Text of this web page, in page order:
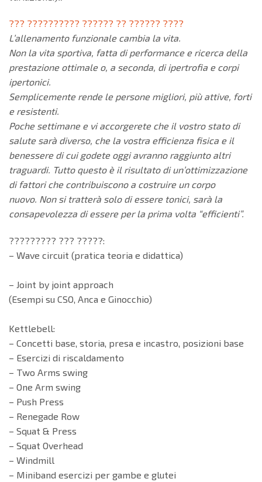
??? ?????????? ?????? ?? ?????? ????
L’allenamento funzionale cambia la vita.
Non la vita sportiva, fatta di performance e ricerca della
prestazione ottimale o, a seconda, di ipertrofia e corpi
ipertonici.
Semplicemente rende le persone migliori, più attive, forti
e resistenti.
Poche settimane e vi accorgerete che il vostro stato di
salute sarà diverso, che la vostra efficienza fisica e il
benessere di cui godete oggi avranno raggiunto altri
traguardi. Tutto questo è il risultato di un’ottimizzazione
di fattori che contribuiscono a costruire un corpo
nuovo. Non si tratterà solo di essere tonici, sarà la
consapevolezza di essere per la prima volta “efficienti”.
????????? ??? ?????:
– Wave circuit (pratica teoria e didattica)
– Joint by joint approach
(Esempi su CSO, Anca e Ginocchio)
Kettlebell:
– Concetti base, storia, presa e incastro, posizioni base
– Esercizi di riscaldamento
– Two Arms swing
– One Arm swing
– Push Press
– Renegade Row
– Squat & Press
– Squat Overhead
– Windmill
– Miniband esercizi per gambe e glutei